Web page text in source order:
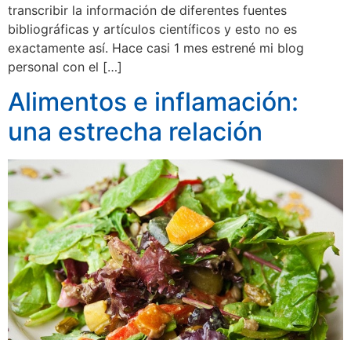
transcribir la información de diferentes fuentes
bibliográficas y artículos científicos y esto no es
exactamente así. Hace casi 1 mes estrené mi blog
personal con el […]
Alimentos e inflamación:
una estrecha relación